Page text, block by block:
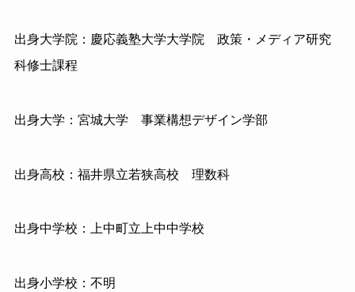
出身大学院：慶応義塾大学大学院 政策・メディア研究
科修士課程
出身大学：宮城大学 事業構想デザイン学部
出身高校：福井県立若狭高校 理数科
出身中学校：上中町立上中中学校
出身小学校：不明